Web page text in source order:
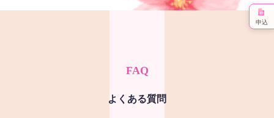
FAQ
よくある質問
申込